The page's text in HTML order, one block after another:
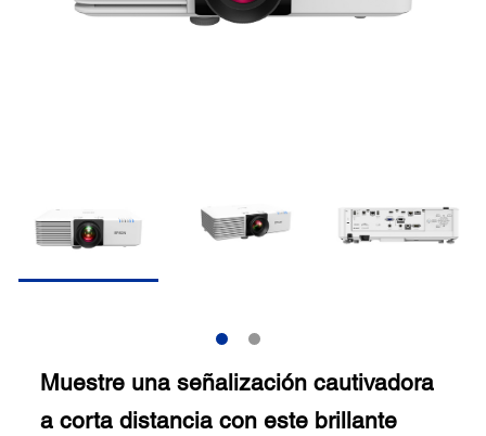
Muestre una señalización cautivadora
a corta distancia con este brillante